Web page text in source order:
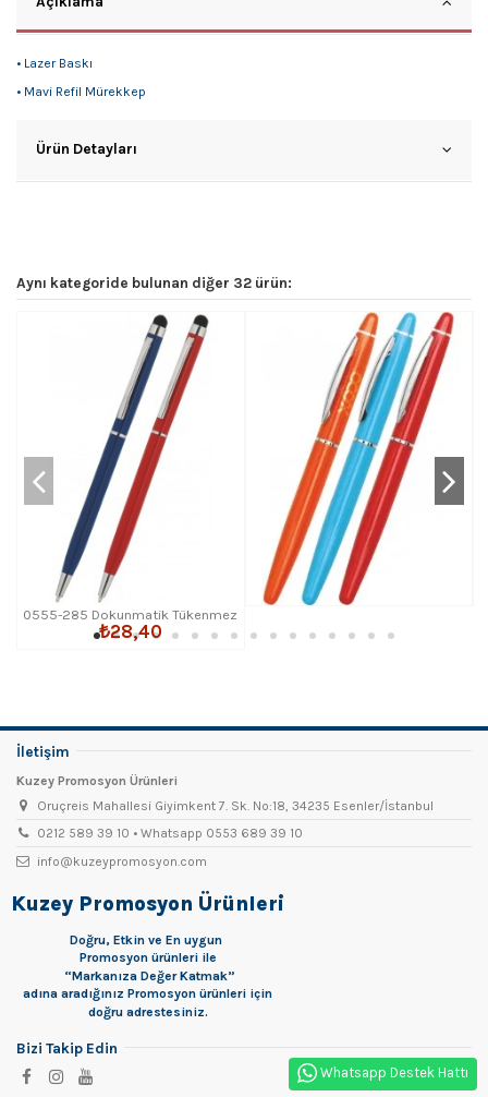
Whatsapp Destek Hattı
• Lazer Baskı
• Mavi Refil Mürekkep
Ürün Detayları
Aynı kategoride bulunan diğer 32 ürün:
0555-285 Dokunmatik Tükenmez
Kalem
₺28,40
İletişim
Kuzey Promosyon Ürünleri
Oruçreis Mahallesi Giyimkent 7. Sk. No:18, 34235 Esenler/İstanbul
0212 589 39 10 • Whatsapp 0553 689 39 10
info@kuzeypromosyon.com
Kuzey Promosyon Ürünleri
Doğru, Etkin ve En uygun
Promosyon ürünleri ile
“Markanıza Değer Katmak”
adına aradığınız Promosyon ürünleri için
doğru adrestesiniz.
Bizi Takip Edin